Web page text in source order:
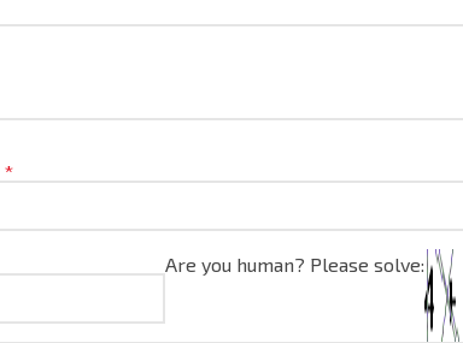
*
Are you human? Please solve: